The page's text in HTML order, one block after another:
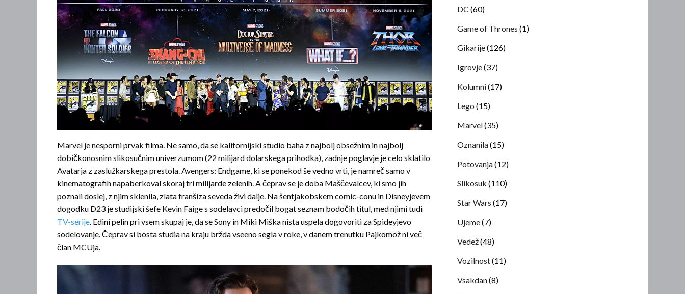
Marvel je nesporni prvak filma. Ne samo, da se kalifornijski studio baha z najbolj obsežnim in najbolj
dobičkonosnim slikosučnim univerzumom (22 milijard dolarskega prihodka), zadnje poglavje je celo sklatilo
Avatarja z zaslužkarskega prestola. Avengers: Endgame, ki se ponekod še vedno vrti, je namreč samo v
kinematografih napaberkoval skoraj tri milijarde zelenih. A čeprav se je doba Maščevalcev, ki smo jih
poznali doslej, z njim sklenila, zlata franšiza seveda živi dalje. Na šentjakobskem comic-conu in Disneyjevem
dogodku D23 je studijski šefe Kevin Faige s sodelavci predočil bogatseznam bodočih titul, med njimi tudi
TV-serije . Edini pelin pri vsem skupaj je, da se Sony in Miki Miška nista uspela dogovoriti za Spideyjevo
sodelovanje. Čeprav si bosta studia na kraju bržda vseeno segla v roke, v danem trenutku Pajkomož ni več
član MCUja.
DC (60)
Game of Thrones (1)
Gikarije(126)
Igrovje(37)
Kolumni(17)
Lego (15)
Marvel(35)
Oznanila(15)
Potovanja(12)
Slikosuk (110)
Star Wars (17)
Ujeme(7)
Vedež(48)
Vozilnost(11)
Vsakdan(8)